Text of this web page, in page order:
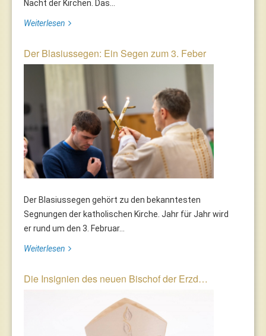
Nacht der Kirchen. Das...
Weiterlesen
Der Blasiussegen: Ein Segen zum 3. Feber
Der Blasiussegen gehört zu den bekanntesten
Segnungen der katholischen Kirche. Jahr für Jahr wird
er rund um den 3. Februar...
Weiterlesen
Die Insignien des neuen Bischof der Erzd…